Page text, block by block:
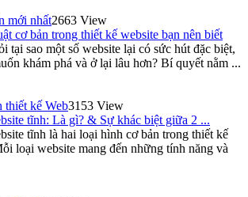
mới nhất2663 View
cơ bản trong thiết kế website bạn nên biết
tại sao một số website lại có sức hút đặc biệt,
khám phá và ở lại lâu hơn? Bí quyết nằm ...
thiết kế Web3153 View
tĩnh: Là gì? & Sự khác biệt giữa 2 ...
tĩnh là hai loại hình cơ bản trong thiết kế
loại website mang đến những tính năng và